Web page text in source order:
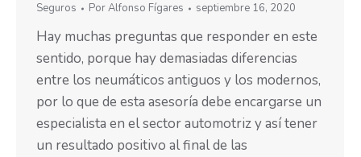
Seguros PorAlfonso Fígares septiembre 16, 2020
Hay muchas preguntas que responder en este
sentido, porque hay demasiadas diferencias
entre los neumáticos antiguos y los modernos,
por lo que de esta asesoría debe encargarse un
especialista en el sector automotriz y así tener
un resultado positivo al final de las